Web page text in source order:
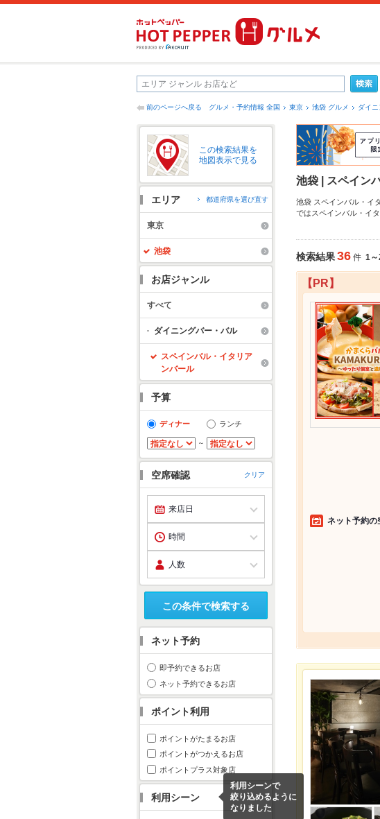
前のページへ戻る グルメ・予約情報 全国 東京 池袋 グルメ ダイ
この検索結果を
地図表示で見る
エリア 都道府県を選び直す
東京
池袋
お店ジャンル
すべて
ダイニングバー・バル
スペインバル・イタリア
ンバール
予算
ディナー ランチ
～
空席確認 クリア
この条件で検索する
ネット予約
即予約できるお店
ネット予約できるお店
ポイント利用
ポイントがたまるお店
ポイントがつかえるお店
ポイントプラス対象店
利用シーン
利用シーンで
絞り込めるように
なりました
池袋 | スペイン
池袋 スペインバル・イ
ではスペインバル・イタ
検索結果36 件 1
【PR】
ネット予約の